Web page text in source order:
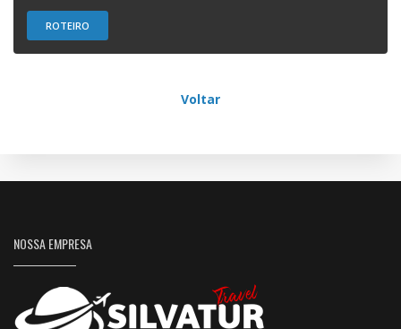
ROTEIRO
Voltar
NOSSA EMPRESA